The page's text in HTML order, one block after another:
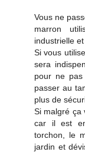
Vous ne
marron
industrielle
Si vous
sera
pour ne
passer au
plus de
Si malgré ça
car il est
torchon, le
jardin et